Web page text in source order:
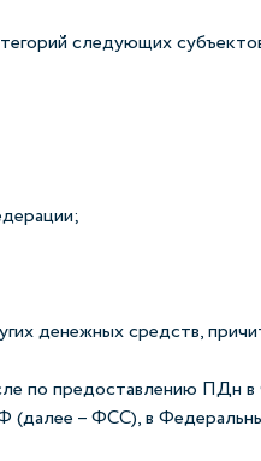
следующих
денежных средств,
по предоставлению ПДн
(далее – ФСС), в